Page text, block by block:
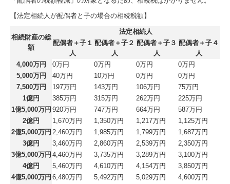
TKCシステムQ&A
戦略財務情報システム
継続MASシステム
戦略販売・購買情報システム
戦略給与情報システム
建設業用会計情報DB
【法定相続人が配偶者と子の場合の相続税額】
相続財産の総
額
法定相続人
配偶者＋子１
人
配偶者＋子２
人
配偶者＋子３
人
配偶者＋子４
人
4,000万円
0万円 0万円 0万円
0万円
5,000万円
40万円 10万円 0万円
0万円
7,500万円
197万円 143万円 106万円
75万円
1億円
385万円 315万円 262万円
225万円
1億5,000万円 920万円 747万円 664万円
587万円
2億円
1,670万円 1,350万円 1,217万円
1,125万円
2億5,000万円 2,460万円 1,985万円 1,799万円
1,687万円
3億円
3,460万円 2,860万円 2,539万円
2,350万円
3億5,000万円 4,460万円 3,735万円 3,289万円
3,100万円
4億円
5,460万円 4,610万円 4,154万円
3,850万円
4億5,000万円 6,480万円 5,492万円 5,029万円
4,600万円